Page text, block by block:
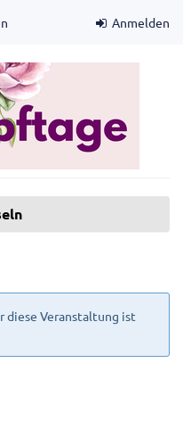
Anmelden
diese Veranstaltung ist